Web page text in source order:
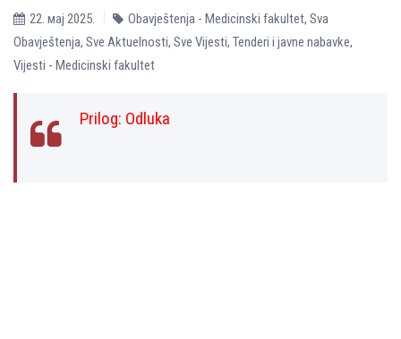
22. мај 2025. Obavještenja - Medicinski fakultet, Sva
Obavještenja, Sve Aktuelnosti, Sve Vijesti, Tenderi i javne nabavke,
Vijesti - Medicinski fakultet
Prilog: Odluka